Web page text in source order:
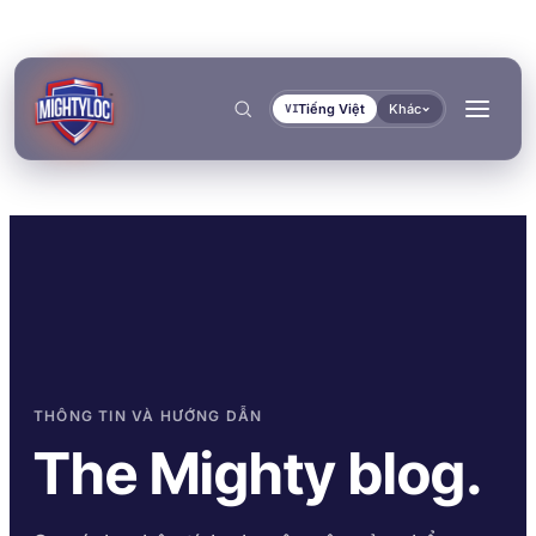
VITiếng Việt Khác
→
XÂY DỰNG & GIA CÔNG VẬN TẢI & HÀNG HẢI
→
CÔNG CỤ
THÔNG TIN VÀ HƯỚNG DẪN
The Mighty blog.